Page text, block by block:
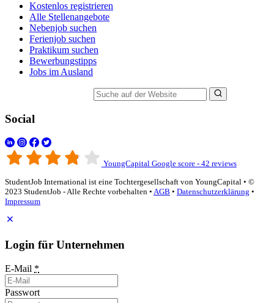
Kostenlos registrieren
Alle Stellenangebote
Nebenjob suchen
Ferienjob suchen
Praktikum suchen
Bewerbungstipps
Jobs im Ausland
Social
YoungCapital Google score - 42 reviews
StudentJob International ist eine Tochtergesellschaft von YoungCapital • ©
2023 StudentJob - Alle Rechte vorbehalten • AGB • Datenschutzerklärung •
Impressum
Login für Unternehmen
E-Mail *
Passwort